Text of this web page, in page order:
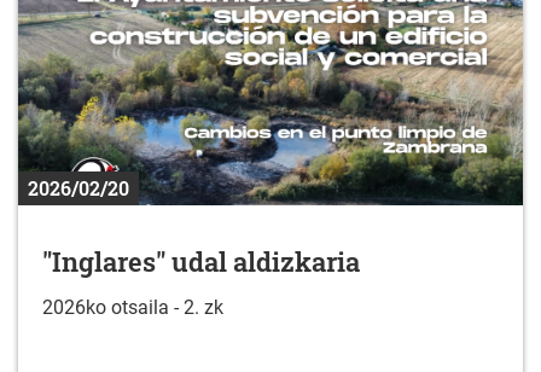
2026/02/20
"Inglares" udal aldizkaria
2026ko otsaila - 2. zk